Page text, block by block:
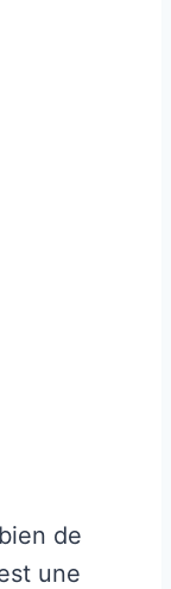
de
une